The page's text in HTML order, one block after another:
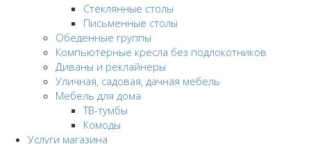
Стеклянные столы
Письменные столы
Обеденные группы
Компьютерные кресла без подлокотников
Диваны и реклайнеры
Уличная, садовая, дачная мебель
Мебель для дома
ТВ-тумбы
Комоды
Услуги магазина